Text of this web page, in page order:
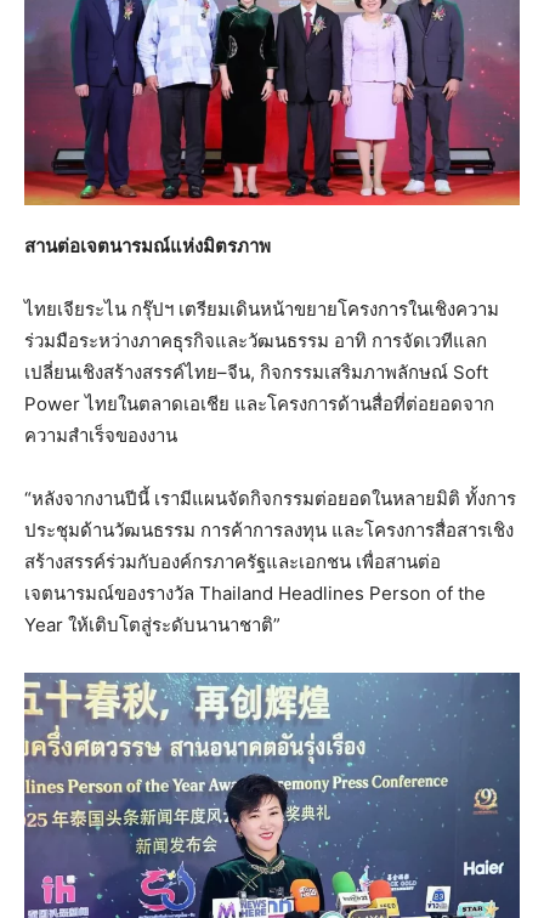
สานต่อเจตนารมณ์แห่งมิตรภาพ
ไทยเจียระไน กรุ๊ปฯ เตรียมเดินหน้าขยายโครงการในเชิงความ
ร่วมมือระหว่างภาคธุรกิจและวัฒนธรรม อาทิ การจัดเวทีแลก
เปลี่ยนเชิงสร้างสรรค์ไทย–จีน, กิจกรรมเสริมภาพลักษณ์ Soft
Power ไทยในตลาดเอเชีย และโครงการด้านสื่อที่ต่อยอดจาก
ความสำเร็จของงาน
“หลังจากงานปีนี้ เรามีแผนจัดกิจกรรมต่อยอดในหลายมิติ ทั้งการ
ประชุมด้านวัฒนธรรม การค้าการลงทุน และโครงการสื่อสารเชิง
สร้างสรรค์ร่วมกับองค์กรภาครัฐและเอกชน เพื่อสานต่อ
เจตนารมณ์ของรางวัล Thailand Headlines Person of the
Year ให้เติบโตสู่ระดับนานาชาติ”